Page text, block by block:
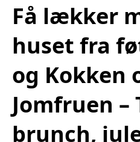
Få lækker
huset fra
og Kokken
Jomfruen –
brunch,